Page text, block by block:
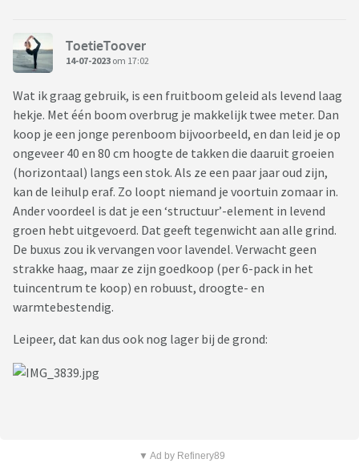
ToetieToover
14-07-2023 om 17:02
Wat ik graag gebruik, is een fruitboom geleid als levend laag
hekje. Met één boom overbrug je makkelijk twee meter. Dan
koop je een jonge perenboom bijvoorbeeld, en dan leid je op
ongeveer 40 en 80 cm hoogte de takken die daaruit groeien
(horizontaal) langs een stok. Als ze een paar jaar oud zijn,
kan de leihulp eraf. Zo loopt niemand je voortuin zomaar in.
Ander voordeel is dat je een ‘structuur’-element in levend
groen hebt uitgevoerd. Dat geeft tegenwicht aan alle grind.
De buxus zou ik vervangen voor lavendel. Verwacht geen
strakke haag, maar ze zijn goedkoop (per 6-pack in het
tuincentrum te koop) en robuust, droogte- en
warmtebestendig.
Leipeer, dat kan dus ook nog lager bij de grond:
▼ Ad by Refinery89